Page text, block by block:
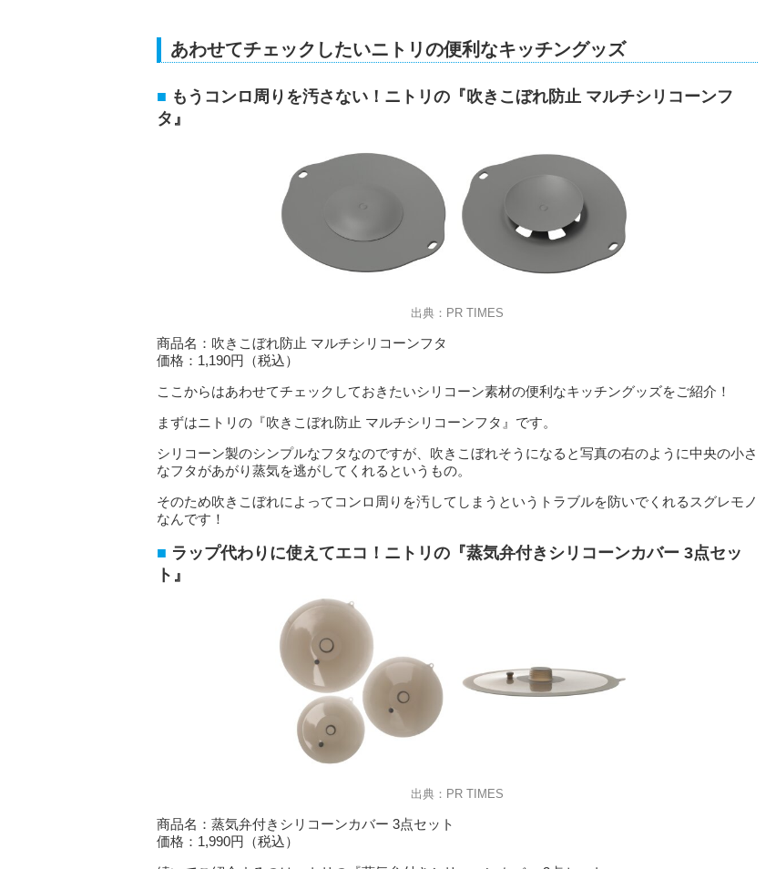
あわせてチェックしたいニトリの便利なキッチングッズ
もうコンロ周りを汚さない！ニトリの『吹きこぼれ防止 マルチシリコーンフ
タ』
出典：PR TIMES
商品名：吹きこぼれ防止 マルチシリコーンフタ
価格：1,190円（税込）
ここからはあわせてチェックしておきたいシリコーン素材の便利なキッチングッズをご紹介！
まずはニトリの『吹きこぼれ防止 マルチシリコーンフタ』です。
シリコーン製のシンプルなフタなのですが、吹きこぼれそうになると写真の右のように中央の小さ
なフタがあがり蒸気を逃がしてくれるというもの。
そのため吹きこぼれによってコンロ周りを汚してしまうというトラブルを防いでくれるスグレモノ
なんです！
ラップ代わりに使えてエコ！ニトリの『蒸気弁付きシリコーンカバー 3点セッ
ト』
出典：PR TIMES
商品名：蒸気弁付きシリコーンカバー 3点セット
価格：1,990円（税込）